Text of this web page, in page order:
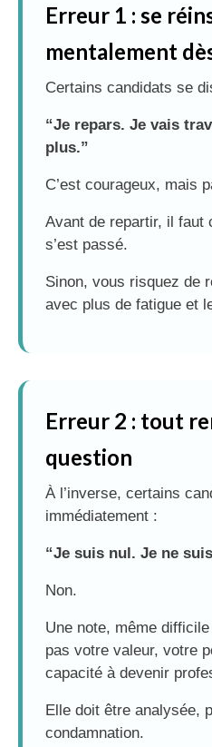
Erreur 1 : se
mentalement
Certains candidats se
“Je repars. Je vais
plus.”
C’est courageux, mais
Avant de repartir, il faut
s’est passé.
Sinon, vous risquez de
avec plus de fatigue et
Erreur 2 : tout
question
À l’inverse, certains
immédiatement :
“Je suis nul. Je ne
Non.
Une note, même
pas votre valeur, votre
capacité à devenir
Elle doit être analysée,
condamnation.